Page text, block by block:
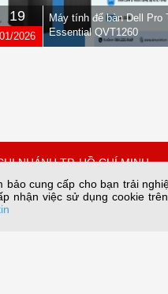
19
01/2026
Máy tính để bàn Dell Pro
Essential QVT1260
NHÁNH TP. HỒ CHÍ MINH
45 Lê Quốc Hưng,
bảo cung cấp cho bạn trải
nhận việc sử dụng cookie